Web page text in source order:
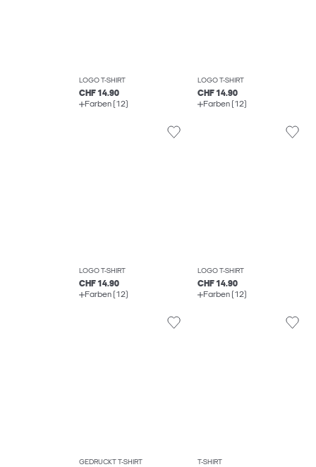
LOGO T-SHIRT
CHF 14.90
Farben (12)
LOGO T-SHIRT
CHF 14.90
Farben (12)
LOGO T-SHIRT
CHF 14.90
Farben (12)
LOGO T-SHIRT
CHF 14.90
Farben (12)
GEDRUCKT T-SHIRT T-SHIRT